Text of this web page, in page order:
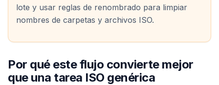
lote y usar reglas de renombrado para limpiar
nombres de carpetas y archivos ISO.
Por qué este flujo convierte mejor
que una tarea ISO genérica